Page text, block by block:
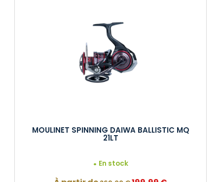
MOULINET SPINNING DAIWA BALLISTIC MQ
21LT
En stock